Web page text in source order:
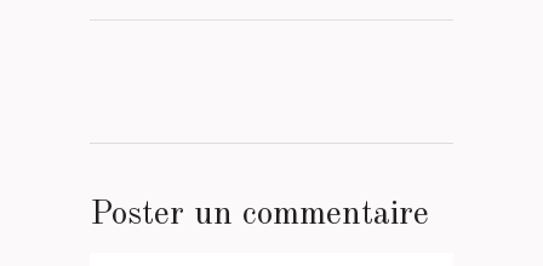
Poster un commentaire